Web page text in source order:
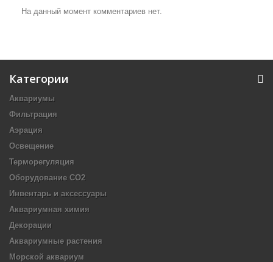
На данный момент комментариев нет.
Категории
Аквариумы
Фильтрация
Аэрация
Освещение
Терморегуляция
Оборудование CO2
Инвентарь и аксессуары
Аквариумная химия
Декорации
Аквариумные растения
Морской аквариум